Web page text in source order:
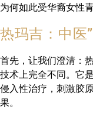
为何如此受华裔女性
热玛吉：中医
首先，让我们澄清：
技术上完全不同。它
侵入性治疗，刺激胶
果。